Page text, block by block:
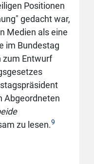
Positionen
gedacht war,
Medien als eine
im Bundestag
zum Entwurf
Abgeordneten
zu lesen.9